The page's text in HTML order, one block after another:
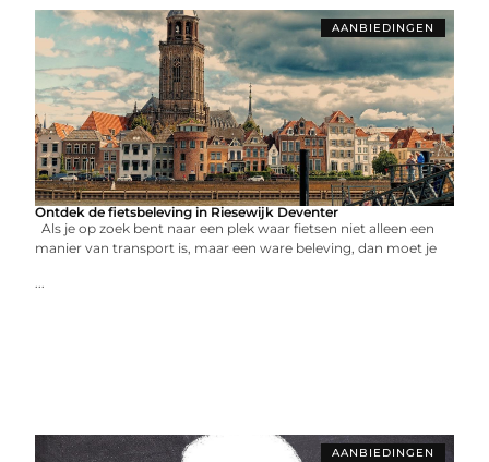
AANBIEDINGEN
Ontdek de fietsbeleving in Riesewijk Deventer
Als je op zoek bent naar een plek waar fietsen niet alleen een
manier van transport is, maar een ware beleving, dan moet je
...
AANBIEDINGEN